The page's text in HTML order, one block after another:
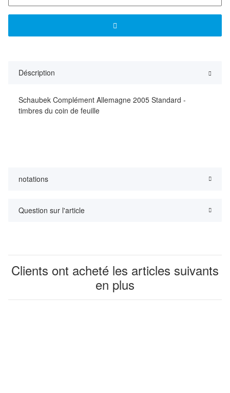
Déscription
Schaubek Complément Allemagne 2005 Standard -
timbres du coin de feuille
notations
Question sur l'article
Clients ont acheté les articles suivants
en plus